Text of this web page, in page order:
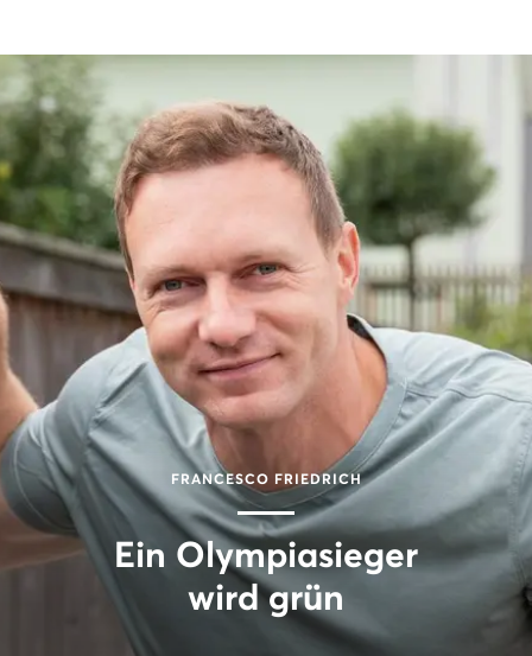
FRANCESCO FRIEDRICH
Ein Olympiasieger
wird grün